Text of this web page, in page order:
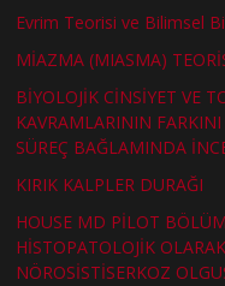
Evrim Teorisi ve Bilimsel
MİAZMA (MIASMA)
BİYOLOJİK CİNSİYET VE
KAVRAMLARININ
SÜREÇ BAĞLAMINDA
KIRIK KALPLER DURAĞI
HOUSE MD PİLOT
HİSTOPATOLOJİK
NÖROSİSTİSERKOZ